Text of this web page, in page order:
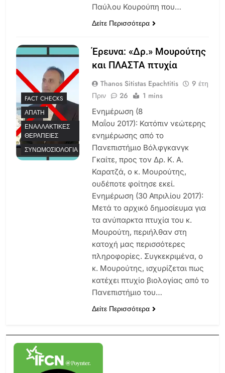
Παύλου Κουρούπη που…
Δείτε Περισσότερα
FACT CHECKS
ΑΠΆΤΗ
ΕΝΑΛΛΑΚΤΙΚΈΣ
ΘΕΡΑΠΕΊΕΣ
ΣΥΝΩΜΟΣΙΟΛΟΓΊΑ
Έρευνα: «Δρ.» Μουρούτης
και ΠΛΑΣΤΑ πτυχία
Thanos Sitistas Epachtitis
9 έτη
Πριν
26 1 mins
Ενημέρωση (8
Μαΐου 2017): Κατόπιν νεώτερης
ενημέρωσης από το
Πανεπιστήμιο Βόλφγκανγκ
Γκαίτε, προς τον Δρ. Κ. Α.
Καρατζά, ο κ. Μουρούτης,
ουδέποτε φοίτησε εκεί.
Ενημέρωση (30 Απριλίου 2017):
Μετά το αρχικό δημοσίευμα για
τα ανύπαρκτα πτυχία του κ.
Μουρούτη, περιήλθαν στη
κατοχή μας περισσότερες
πληροφορίες. Συγκεκριμένα, ο
κ. Μουρούτης, ισχυρίζεται πως
κατέχει πτυχίο βιολογίας από το
Πανεπιστήμιο του…
Δείτε Περισσότερα